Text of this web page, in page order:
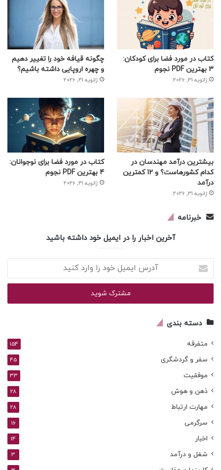
کتاب در مورد فضا برای کودکان:
3 بهترین PDF نجوم
ژانویه 31, 2026
چگونه قیافه خود را تغییر دهیم
و چهره اروپایی داشته باشیم؟
ژانویه 31, 2026
بیشترین درآمد مهندسان در
کدام کشورهاست؟ و 12 کمترین
درآمد
ژانویه 31, 2026
کتاب در مورد فضا برای نوجوانان:
4 بهترین PDF نجوم
ژانویه 31, 2026
خبرنامه
آخرین اخبار را در ایمیل خود داشته باشید
ایمیل
خود
وارد
دسته بندی
متفرقه 154
سفر و گردشگری 45
موفقیت 33
ذهن و هوش 28
مهارت ارتباط 28
سرگرمی 16
اخبار 14
شغل و درآمد 3